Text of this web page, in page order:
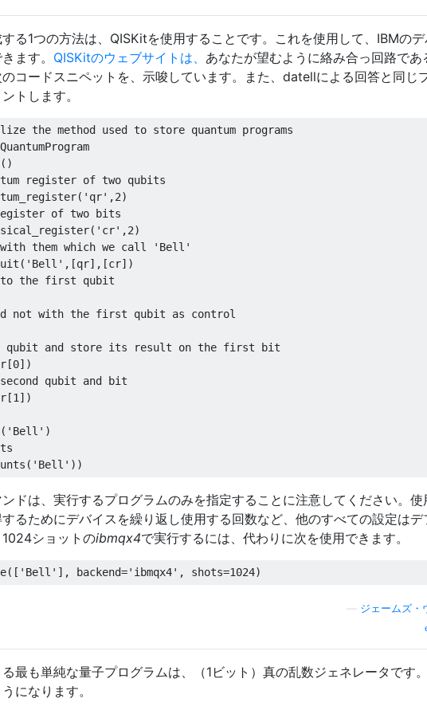
る1つの方法は、QISKitを使用することです。これを使用して、IBMのデ
ます。 QISKitのウェブサイトは、 あなたが望むように絡み合っ回路であ
コードスニペットを、示唆しています。また、datellによる回答と同じ
トします。
the method used to store quantum programs
register of two qubits
of two bits
them which we call 'Bell'
to the first qubit
not with the first qubit as control
qubit and store its result on the first bit
qubit and bit
ドは、実行するプログラムのみを指定することに注意してください。使
るためにデバイスを繰り返し使用する回数など、他のすべての設定はデ
1024ショットのibmqx4で実行するには、代わりに次を使用できます。
ジェームズ・
最も単純な量子プログラムは、（1ビット）真の乱数ジェネレータです
になります。